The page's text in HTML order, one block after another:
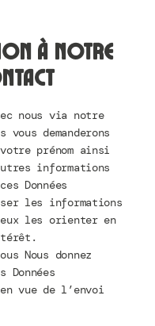
à notre
nous via notre
demanderons
prénom ainsi
informations
Données
les informations
les orienter en
Nous donnez
vue de l’envoi